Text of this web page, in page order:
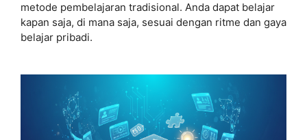
metode pembelajaran tradisional. Anda dapat belajar
kapan saja, di mana saja, sesuai dengan ritme dan gaya
belajar pribadi.